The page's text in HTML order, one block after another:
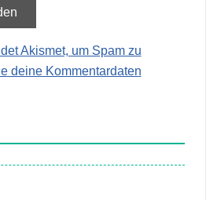
Akismet, um Spam zu
deine Kommentardaten